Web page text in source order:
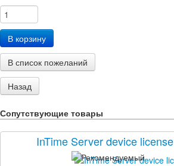
Сопутствующие товары
InTime Server device license